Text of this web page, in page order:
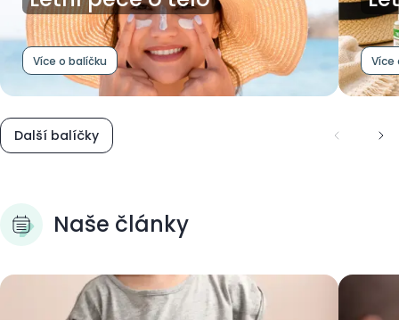
Více o balíčku Více
Další balíčky
Naše články